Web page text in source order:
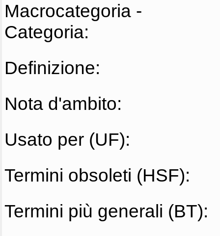
Macrocategoria -
Categoria:
Definizione:
Nota d'ambito:
Usato per (UF):
Termini obsoleti (HSF):
Termini più generali (BT):